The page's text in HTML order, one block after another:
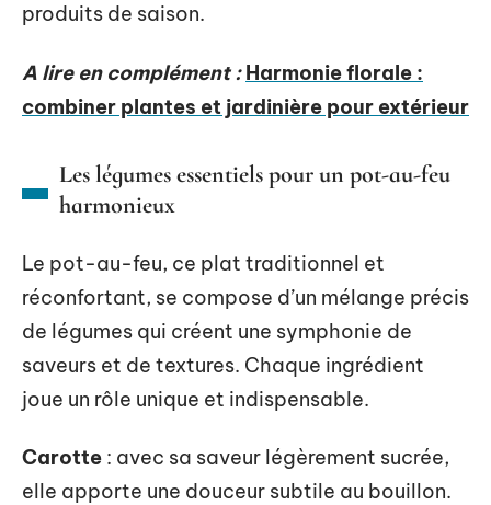
produits de saison.
A lire en complément : Harmonie florale :
combiner plantes et jardinière pour extérieur
Les légumes essentiels pour un pot-au-feu
harmonieux
Le pot-au-feu, ce plat traditionnel et
réconfortant, se compose d’un mélange précis
de légumes qui créent une symphonie de
saveurs et de textures. Chaque ingrédient
joue un rôle unique et indispensable.
Carotte : avec sa saveur légèrement sucrée,
elle apporte une douceur subtile au bouillon.